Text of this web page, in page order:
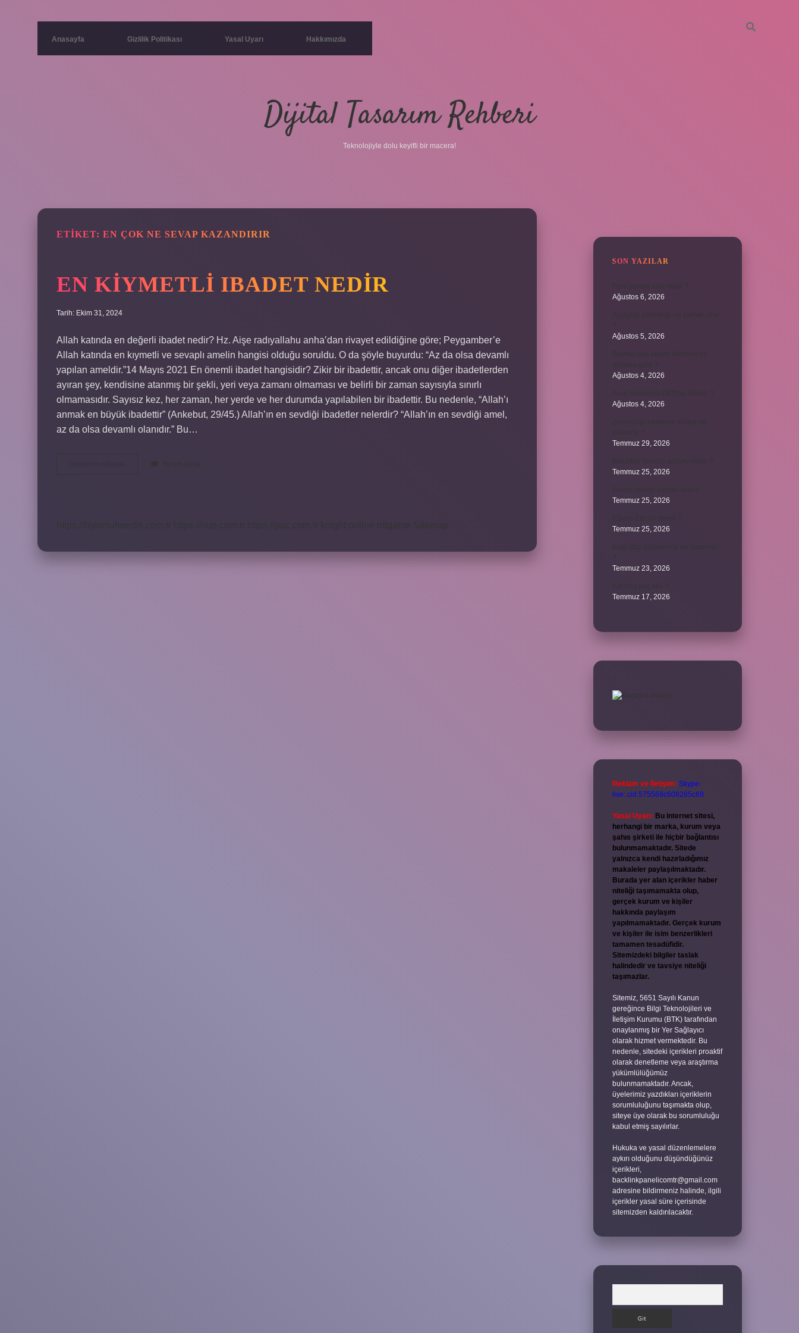
Anasayfa Gizlilik Politikası Yasal Uyarı Hakkımızda
Dijital Tasarım Rehberi
Teknolojiyle dolu keyifli bir macera!
ETIKET: EN ÇOK NE SEVAP KAZANDIRIR
EN KIYMETLI IBADET NEDIR
Tarih: Ekim 31, 2024
Allah katında en değerli ibadet nedir? Hz. Aişe radıyallahu anha’dan rivayet edildiğine göre; Peygamber’e
Allah katında en kıymetli ve sevaplı amelin hangisi olduğu soruldu. O da şöyle buyurdu: “Az da olsa devamlı
yapılan ameldir.”14 Mayıs 2021 En önemli ibadet hangisidir? Zikir bir ibadettir, ancak onu diğer ibadetlerden
ayıran şey, kendisine atanmış bir şekli, yeri veya zamanı olmaması ve belirli bir zaman sayısıyla sınırlı
olmamasıdır. Sayısız kez, her zaman, her yerde ve her durumda yapılabilen bir ibadettir. Bu nedenle, “Allah’ı
anmak en büyük ibadettir” (Ankebut, 29/45.) Allah’ın en sevdiği ibadetler nelerdir? “Allah’ın en sevdiği amel,
az da olsa devamlı olanıdır.” Bu…
https://biyomuhendis.com.tr https://nup.com.tr https://puc.com.tr
SON YAZILAR
Ağustos 6, 2026
Ağustos 5, 2026
Ağustos 4, 2026
Ağustos 4, 2026
Temmuz 29, 2026
Temmuz 25, 2026
Temmuz 25, 2026
Temmuz 25, 2026
Temmuz 23, 2026
Temmuz 17, 2026
Reklam ve İletişim: Skype:
live:.cid.575569c608265c69
Yasal Uyarı: Bu internet sitesi,
herhangi bir marka, kurum veya
şahıs şirketi ile hiçbir bağlantısı
bulunmamaktadır. Sitede
yalnızca kendi hazırladığımız
makaleler paylaşılmaktadır.
Burada yer alan içerikler haber
niteliği taşımamakta olup,
gerçek kurum ve kişiler
hakkında paylaşım
yapılmamaktadır. Gerçek kurum
ve kişiler ile isim benzerlikleri
tamamen tesadüfidir.
Sitemizdeki bilgiler taslak
halindedir ve tavsiye niteliği
taşımazlar.
Sitemiz, 5651 Sayılı Kanun
gereğince Bilgi Teknolojileri ve
İletişim Kurumu (BTK) tarafından
onaylanmış bir Yer Sağlayıcı
olarak hizmet vermektedir. Bu
nedenle, sitedeki içerikleri proaktif
olarak denetleme veya araştırma
yükümlülüğümüz
bulunmamaktadır. Ancak,
üyelerimiz yazdıkları içeriklerin
sorumluluğunu taşımakta olup,
siteye üye olarak bu sorumluluğu
kabul etmiş sayılırlar.
Hukuka ve yasal düzenlemelere
aykırı olduğunu düşündüğünüz
içerikleri,
backlinkpanelicomtr@gmail.com
adresine bildirmeniz halinde, ilgili
içerikler yasal süre içerisinde
sitemizden kaldırılacaktır.